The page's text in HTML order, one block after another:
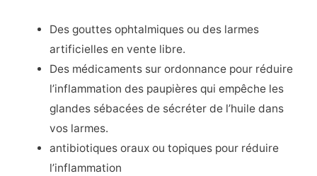
Des gouttes ophtalmiques ou des larmes
artificielles en vente libre.
Des médicaments sur ordonnance pour réduire
l’inflammation des paupières qui empêche les
glandes sébacées de sécréter de l’huile dans
vos larmes.
antibiotiques oraux ou topiques pour réduire
l’inflammation